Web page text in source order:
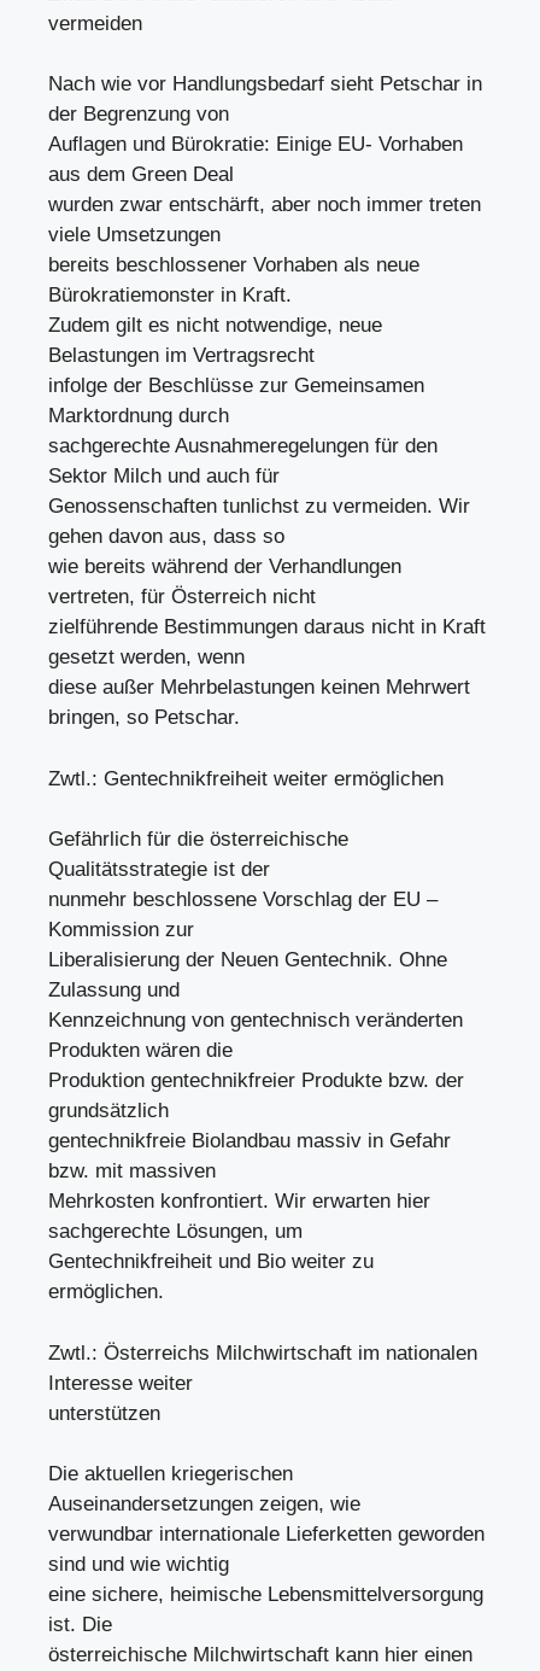
vermeiden
Nach wie vor Handlungsbedarf sieht Petschar in
der Begrenzung von
Auflagen und Bürokratie: Einige EU- Vorhaben
aus dem Green Deal
wurden zwar entschärft, aber noch immer treten
viele Umsetzungen
bereits beschlossener Vorhaben als neue
Bürokratiemonster in Kraft.
Zudem gilt es nicht notwendige, neue
Belastungen im Vertragsrecht
infolge der Beschlüsse zur Gemeinsamen
Marktordnung durch
sachgerechte Ausnahmeregelungen für den
Sektor Milch und auch für
Genossenschaften tunlichst zu vermeiden. Wir
gehen davon aus, dass so
wie bereits während der Verhandlungen
vertreten, für Österreich nicht
zielführende Bestimmungen daraus nicht in Kraft
gesetzt werden, wenn
diese außer Mehrbelastungen keinen Mehrwert
bringen, so Petschar.
Zwtl.: Gentechnikfreiheit weiter ermöglichen
Gefährlich für die österreichische
Qualitätsstrategie ist der
nunmehr beschlossene Vorschlag der EU –
Kommission zur
Liberalisierung der Neuen Gentechnik. Ohne
Zulassung und
Kennzeichnung von gentechnisch veränderten
Produkten wären die
Produktion gentechnikfreier Produkte bzw. der
grundsätzlich
gentechnikfreie Biolandbau massiv in Gefahr
bzw. mit massiven
Mehrkosten konfrontiert. Wir erwarten hier
sachgerechte Lösungen, um
Gentechnikfreiheit und Bio weiter zu
ermöglichen.
Zwtl.: Österreichs Milchwirtschaft im nationalen
Interesse weiter
unterstützen
Die aktuellen kriegerischen
Auseinandersetzungen zeigen, wie
verwundbar internationale Lieferketten geworden
sind und wie wichtig
eine sichere, heimische Lebensmittelversorgung
ist. Die
österreichische Milchwirtschaft kann hier einen